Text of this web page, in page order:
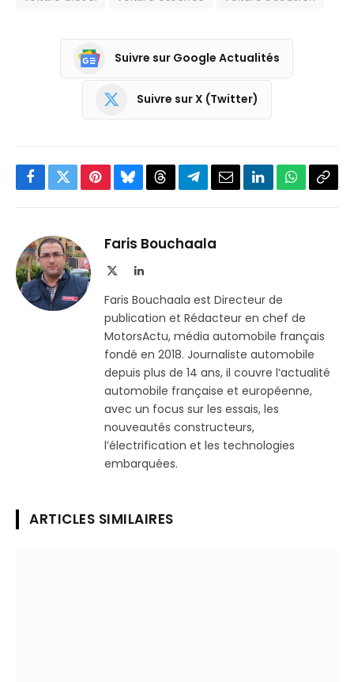
Suivre sur Google Actualités
Suivre sur X (Twitter)
Facebook
TwitterPinterestBlueskyThreadsPartager
Telegram
EmailLinkedInWhatsApp
Faris Bouchaala
LinkedIn
Faris Bouchaala est Directeur de
publication et Rédacteur en chef de
MotorsActu, média automobile français
fondé en 2018. Journaliste automobile
depuis plus de 14 ans, il couvre l’actualité
automobile française et européenne,
avec un focus sur les essais, les
nouveautés constructeurs,
l’électrification et les technologies
embarquées.
ARTICLES SIMILAIRES